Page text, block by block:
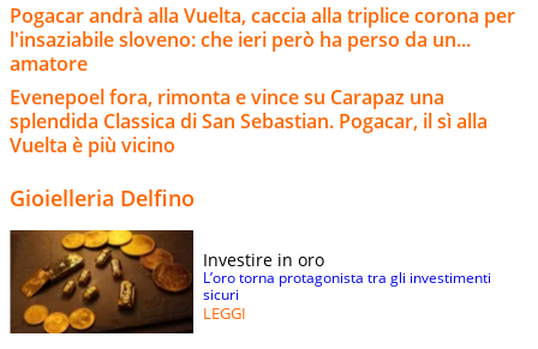
Pogacar andrà alla Vuelta, caccia alla triplice corona per
l'insaziabile sloveno: che ieri però ha perso da un...
amatore
Evenepoel fora, rimonta e vince su Carapaz una
splendida Classica di San Sebastian. Pogacar, il sì alla
Vuelta è più vicino
Gioielleria Delfino
Investire in oro
L’oro torna protagonista tra gli investimenti
sicuri
LEGGI